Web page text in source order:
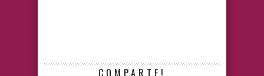
COMPARTE!